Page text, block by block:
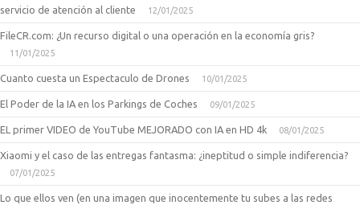
servicio de atención al cliente
12/01/2025
FileCR.com: ¿Un recurso digital o una operación en la economía gris?
11/01/2025
Cuanto cuesta un Espectaculo de Drones 10/01/2025
El Poder de la IA en los Parkings de Coches 09/01/2025
EL primer VIDEO de YouTube MEJORADO con IA en HD 4k 08/01/2025
Xiaomi y el caso de las entregas fantasma: ¿ineptitud o simple indiferencia?
07/01/2025
Lo que ellos ven (en una imagen que inocentemente tu subes a las redes